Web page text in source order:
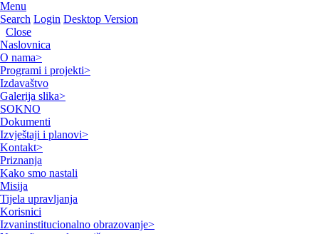
Menu
Search Login Desktop Version
Close
Naslovnica
O nama>
Programi i projekti>
Izdavaštvo
Galerija slika>
SOKNO
Dokumenti
Izvještaji i planovi>
Kontakt>
Priznanja
Kako smo nastali
Misija
Tijela upravljanja
Korisnici
Izvaninstitucionalno obrazovanje>